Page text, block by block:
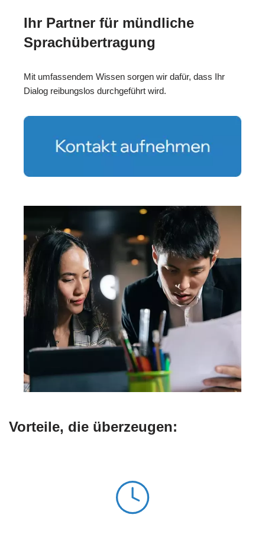
Ihr Partner für mündliche
Sprachübertragung
Mit umfassendem Wissen sorgen wir dafür, dass Ihr
Dialog reibungslos durchgeführt wird.
Vorteile, die überzeugen: